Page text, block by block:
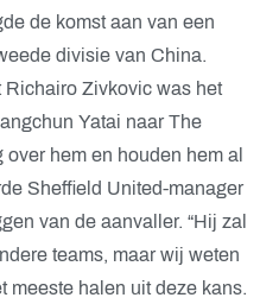
de komst aan van een
divisie van China.
Zivkovic was het
Yatai naar The
hem en houden hem al
Sheffield United-manager
van de aanvaller. “Hij zal
teams, maar wij weten
meeste halen uit deze kans.